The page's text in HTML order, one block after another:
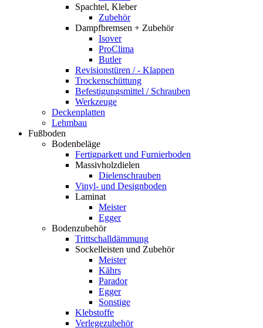
Spachtel, Kleber
Zubehör
Dampfbremsen + Zubehör
Isover
ProClima
Butler
Revisionstüren / - Klappen
Trockenschüttung
Befestigungsmittel / Schrauben
Werkzeuge
Deckenplatten
Lehmbau
Fußboden
Bodenbeläge
Fertigparkett und Furnierboden
Massivholzdielen
Dielenschrauben
Vinyl- und Designboden
Laminat
Meister
Egger
Bodenzubehör
Trittschalldämmung
Sockelleisten und Zubehör
Meister
Kährs
Parador
Egger
Sonstige
Klebstoffe
Verlegezubehör